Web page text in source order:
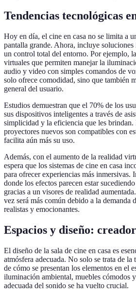
Tendencias tecnológicas
Hoy en día, el cine en casa no se limita a
pantalla grande. Ahora, incluye soluciones
un control total del entorno. Por ejemplo,
virtuales que permiten manejar la
audio y video con simples comandos de
solo ofrece comodidad, sino que también
general del usuario.
Estudios demuestran que el 70% de los
sus dispositivos inteligentes a través de
simplicidad y la eficiencia que les brindan.
proyectores nuevos son compatibles con
facilita aún más su uso.
Además, con el aumento de la realidad
espera que los sistemas de cine en casa
para ofrecer experiencias más inmersivas.
donde los efectos parecen estar
gracias a un visores de realidad
vez será más común debido a la demanda
realistas y emocionantes.
Espacios y diseño:
El diseño de la sala de cine en casa es
atmósfera adecuada. No solo se trata de
de cómo se presentan los elementos en el
iluminación ambiental, muebles cómodos
adecuada del sonido se ha vuelto crucial.